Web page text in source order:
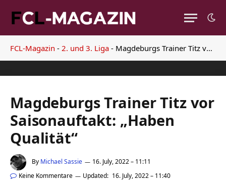
FCL-Magazin - 2. und 3. Liga - Magdeburgs Trainer Titz vor Saisonauftakt: „Haben Qualität“
Magdeburgs Trainer Titz vor
Saisonauftakt: „Haben
Qualität“
By Michael Sassie
16. July, 2022 – 11:11
Keine Kommentare
Updated: 16. July, 2022 – 11:40